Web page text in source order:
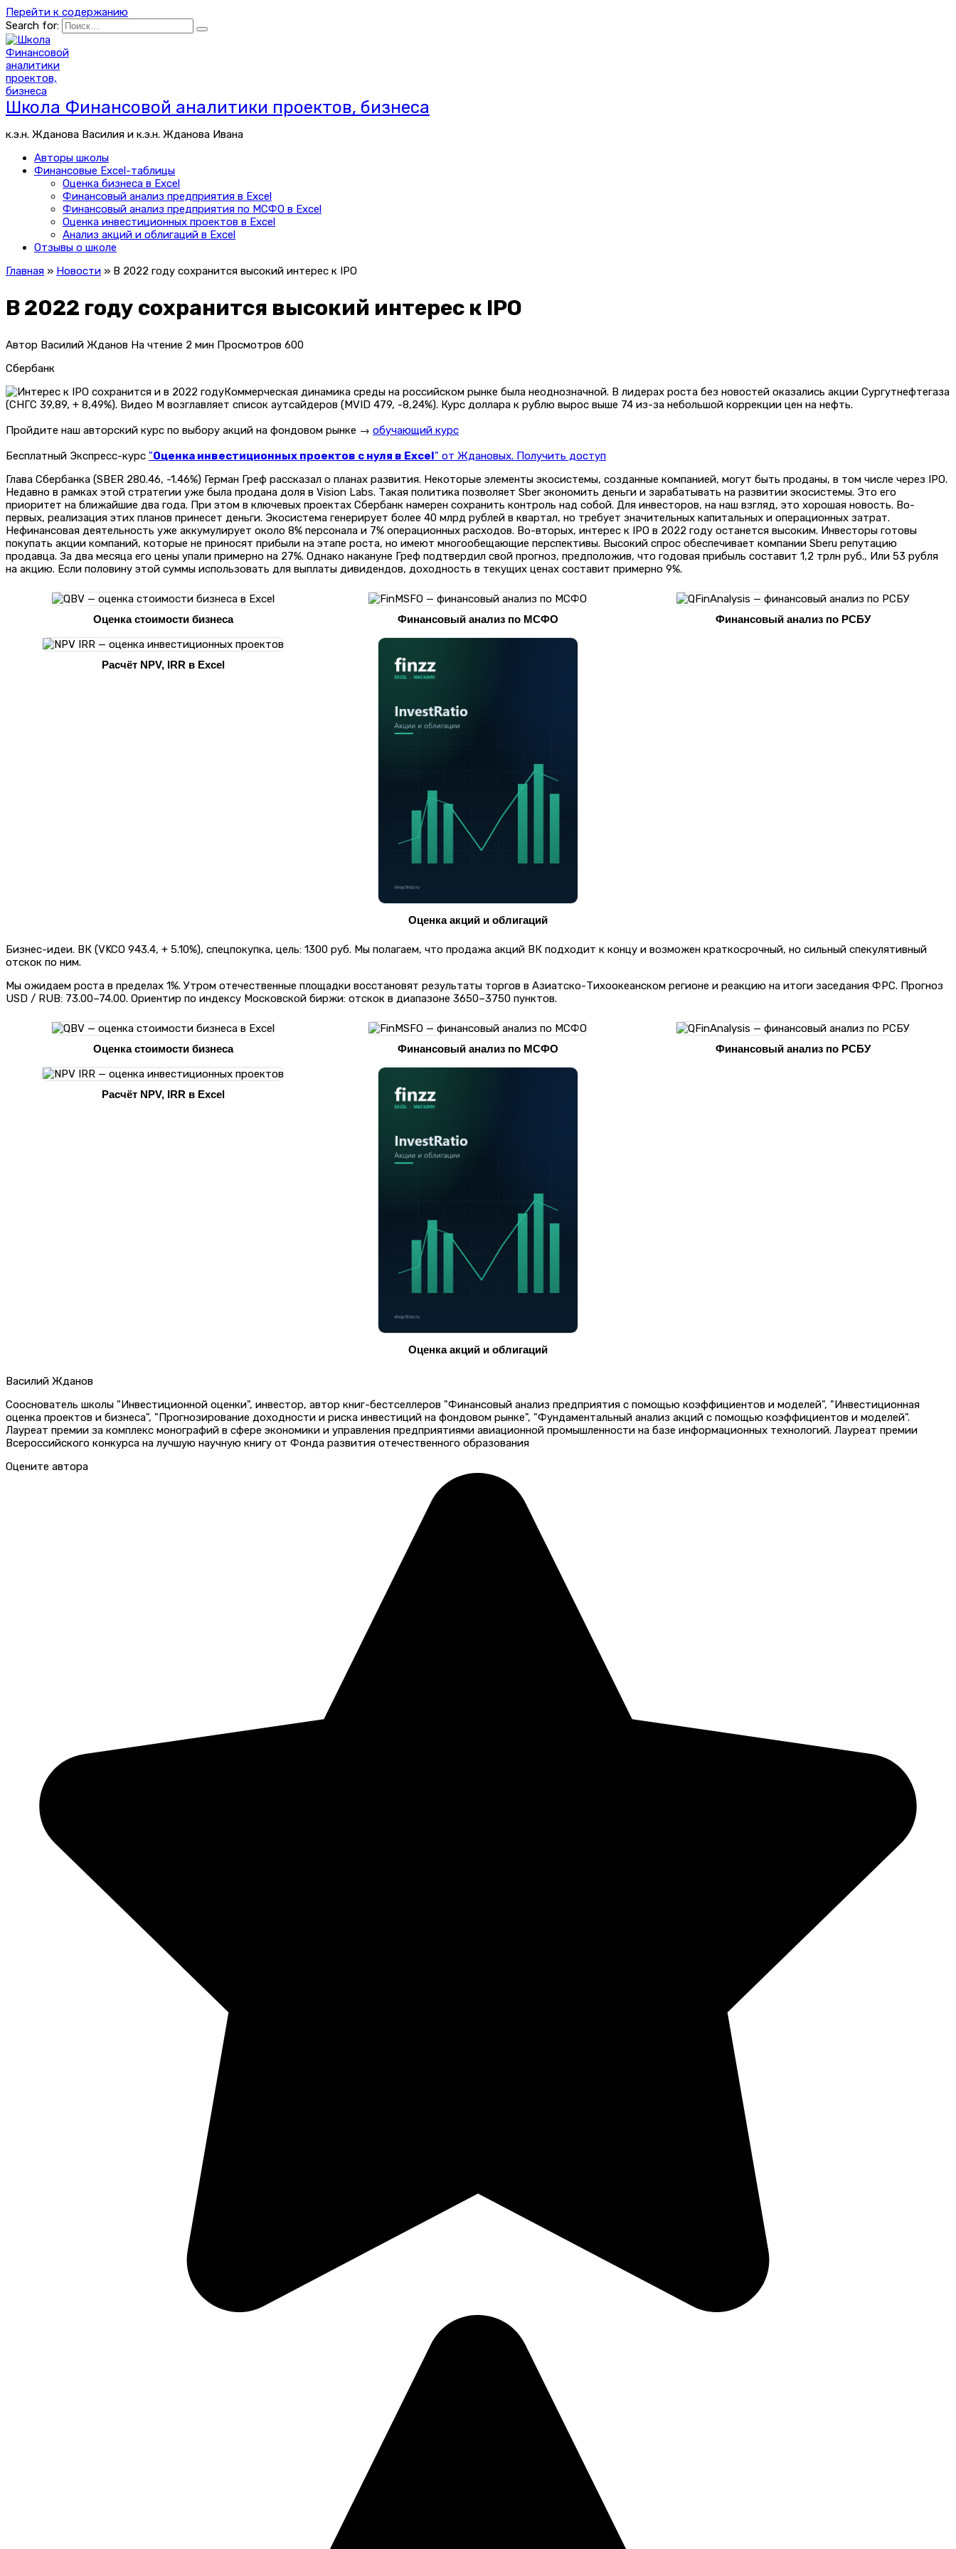
Перейти к содержанию
Search for:
Школа Финансовой аналитики проектов, бизнеса
к.э.н. Жданова Василия и к.э.н. Жданова Ивана
Авторы школы
Финансовые Excel-таблицы
Оценка бизнеса в Excel
Финансовый анализ предприятия в Excel
Финансовый анализ предприятия по МСФО в Excel
Оценка инвестиционных проектов в Excel
Анализ акций и облигаций в Excel
Отзывы о школе
Главная » Новости » В 2022 году сохранится высокий интерес к IPO
В 2022 году сохранится высокий интерес к IPO
Автор Василий Жданов На чтение 2 мин Просмотров 600
Сбербанк
Коммерческая динамика среды на российском рынке была неоднозначной. В лидерах роста без новостей оказались акции Сургутнефтегаза
(СНГС 39,89, + 8,49%). Видео М возглавляет список аутсайдеров (MVID 479, -8,24%). Курс доллара к рублю вырос выше 74 из-за небольшой коррекции цен на нефть.
Пройдите наш авторский курс по выбору акций на фондовом рынке → обучающий курс
Бесплатный Экспресс-курс "Оценка инвестиционных проектов с нуля в Excel" от Ждановых. Получить доступ
Глава Сбербанка (SBER 280.46, -1.46%) Герман Греф рассказал о планах развития. Некоторые элементы экосистемы, созданные компанией, могут быть проданы, в том числе через IPO.
Недавно в рамках этой стратегии уже была продана доля в Vision Labs. Такая политика позволяет Sber экономить деньги и зарабатывать на развитии экосистемы. Это его
приоритет на ближайшие два года. При этом в ключевых проектах Сбербанк намерен сохранить контроль над собой. Для инвесторов, на наш взгляд, это хорошая новость. Во-
первых, реализация этих планов принесет деньги. Экосистема генерирует более 40 млрд рублей в квартал, но требует значительных капитальных и операционных затрат.
Нефинансовая деятельность уже аккумулирует около 8% персонала и 7% операционных расходов. Во-вторых, интерес к IPO в 2022 году останется высоким. Инвесторы готовы
покупать акции компаний, которые не приносят прибыли на этапе роста, но имеют многообещающие перспективы. Высокий спрос обеспечивает компании Sberu репутацию
продавца. За два месяца его цены упали примерно на 27%. Однако накануне Греф подтвердил свой прогноз, предположив, что годовая прибыль составит 1,2 трлн руб., Или 53 рубля
на акцию. Если половину этой суммы использовать для выплаты дивидендов, доходность в текущих ценах составит примерно 9%.
Оценка стоимости бизнеса Финансовый анализ по МСФО Финансовый анализ по РСБУ
Расчёт NPV, IRR в Excel
Оценка акций и облигаций
Бизнес-идеи. ВК (VKCO 943.4, + 5.10%), спецпокупка, цель: 1300 руб. Мы полагаем, что продажа акций ВК подходит к концу и возможен краткосрочный, но сильный спекулятивный
отскок по ним.
Мы ожидаем роста в пределах 1%. Утром отечественные площадки восстановят результаты торгов в Азиатско-Тихоокеанском регионе и реакцию на итоги заседания ФРС. Прогноз
USD / RUB: 73.00–74.00. Ориентир по индексу Московской биржи: отскок в диапазоне 3650–3750 пунктов.
Оценка стоимости бизнеса Финансовый анализ по МСФО Финансовый анализ по РСБУ
Расчёт NPV, IRR в Excel
Оценка акций и облигаций
Василий Жданов
Сооснователь школы "Инвестиционной оценки", инвестор, автор книг-бестселлеров "Финансовый анализ предприятия с помощью коэффициентов и моделей", "Инвестиционная
оценка проектов и бизнеса", "Прогнозирование доходности и риска инвестиций на фондовом рынке", "Фундаментальный анализ акций с помощью коэффициентов и моделей".
Лауреат премии за комплекс монографий в сфере экономики и управления предприятиями авиационной промышленности на базе информационных технологий. Лауреат премии
Всероссийского конкурса на лучшую научную книгу от Фонда развития отечественного образования
Оцените автора